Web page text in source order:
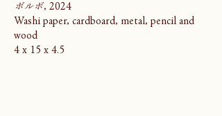
ボルボ, 2024
Washi paper, cardboard, metal, pencil and
wood
4 x 15 x 4.5